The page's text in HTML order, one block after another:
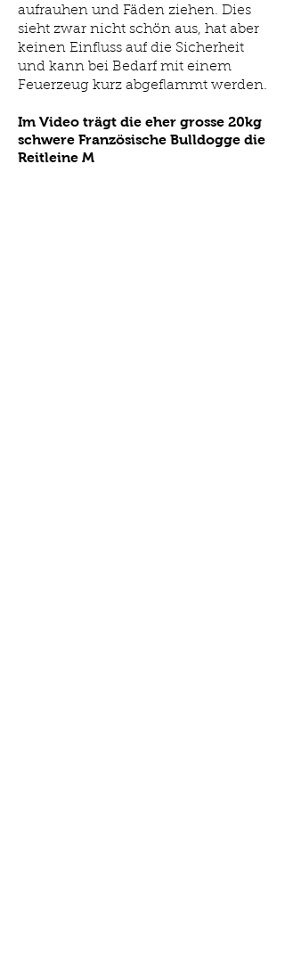
aufrauhen und Fäden ziehen. Dies
sieht zwar nicht schön aus, hat aber
keinen Einfluss auf die Sicherheit
und kann bei Bedarf mit einem
Feuerzeug kurz abgeflammt werden.
Im Video trägt die eher grosse 20kg
schwere Französische Bulldogge die
Reitleine M